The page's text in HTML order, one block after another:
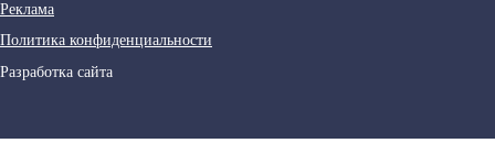
Реклама
Политика конфиденциальности
Разработка сайта